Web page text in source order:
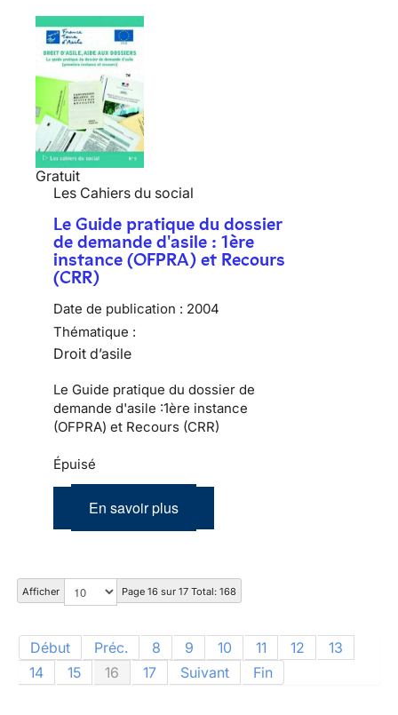
Gratuit
Les Cahiers du social
Le Guide pratique du dossier
de demande d'asile : 1ère
instance (OFPRA) et Recours
(CRR)
Date de publication : 2004
Thématique :
Droit d’asile
Le Guide pratique du dossier de
demande d'asile :1ère instance
(OFPRA) et Recours (CRR)
Épuisé
En savoir plus
Afficher Page 16 sur 17 Total: 168
Début Préc. 8 9 10 11 12
13
14
15 16 17 Suivant Fin